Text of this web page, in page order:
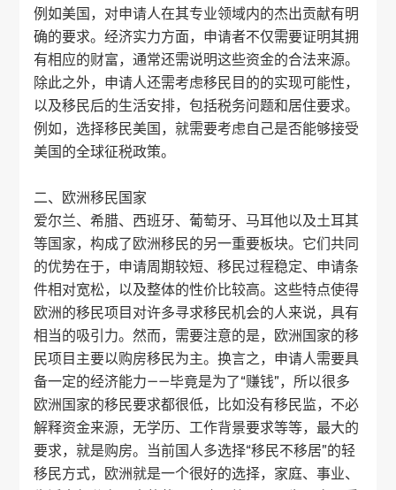
例如美国，对申请人在其专业领域内的杰出贡献有明
确的要求。经济实力方面，申请者不仅需要证明其拥
有相应的财富，通常还需说明这些资金的合法来源。
除此之外，申请人还需考虑移民目的的实现可能性，
以及移民后的生活安排，包括税务问题和居住要求。
例如，选择移民美国，就需要考虑自己是否能够接受
美国的全球征税政策。
二、欧洲移民国家
爱尔兰、希腊、西班牙、葡萄牙、马耳他以及土耳其
等国家，构成了欧洲移民的另一重要板块。它们共同
的优势在于，申请周期较短、移民过程稳定、申请条
件相对宽松，以及整体的性价比较高。这些特点使得
欧洲的移民项目对许多寻求移民机会的人来说，具有
相当的吸引力。然而，需要注意的是，欧洲国家的移
民项目主要以购房移民为主。换言之，申请人需要具
备一定的经济能力——毕竟是为了“赚钱”，所以很多
欧洲国家的移民要求都很低，比如没有移民监，不必
解释资金来源，无学历、工作背景要求等等，最大的
要求，就是购房。当前国人多选择“移民不移居”的轻
移民方式，欧洲就是一个很好的选择，家庭、事业、